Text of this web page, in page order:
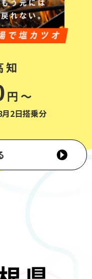
知
円～
2日搭乗分